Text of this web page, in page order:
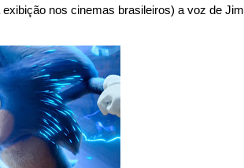
exibição nos cinemas brasileiros) a voz de Jim